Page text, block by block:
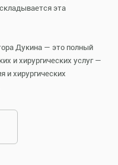
эта
Дукина — это полный
и хирургических услуг —
и хирургических